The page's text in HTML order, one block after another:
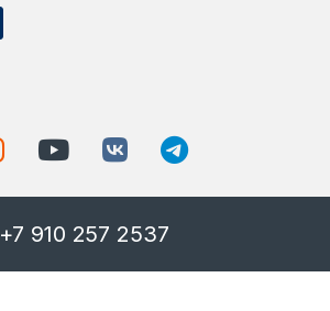
+7 910 257 2537